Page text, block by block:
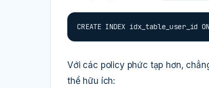
CREATE INDEX idx_table_user_id
Với các policy phức tạp hơn,
thể hữu ích: